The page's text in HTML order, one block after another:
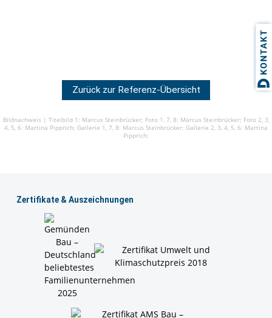
Zurück zur Referenz-Übersicht
Bildnachweis | Titelbild 1: Marcus Steinbrücker; Foto 1, 7, 8: Marcus Steinbrücker; Foto 2, 3,
4, 5, 6: Martina Pipprich; Gallerie 1, 7, 8: Marcus Steinbrücker; Gallerie 2, 3, 4, 5, 6: Martina
Pipprich;
Zertiﬁkate & Auszeichnungen